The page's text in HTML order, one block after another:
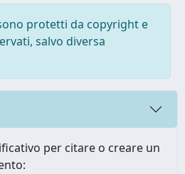
protetti da copyright e
salvo diversa
per citare o creare un